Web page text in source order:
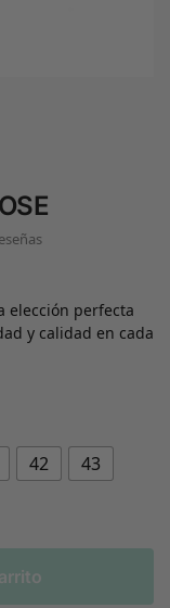
elección perfecta
y calidad en cada
42
43